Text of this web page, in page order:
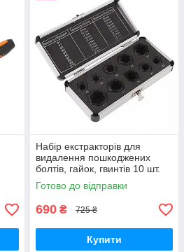
Набір екстракторів для
видалення пошкоджених
болтів, гайок, гвинтів 10 шт.
Готово до відправки
690 ₴ 725 ₴
Купити